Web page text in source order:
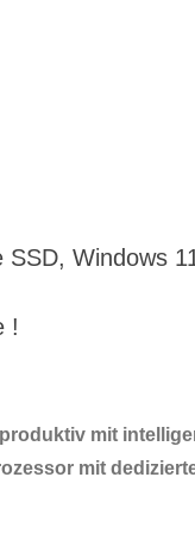
Windows
!
mit
mit